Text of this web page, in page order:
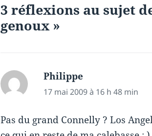
3 réflexions au sujet
genoux »
Philippe
17 mai 2009 à 16 h 48 min
Pas du grand Connelly ? Los